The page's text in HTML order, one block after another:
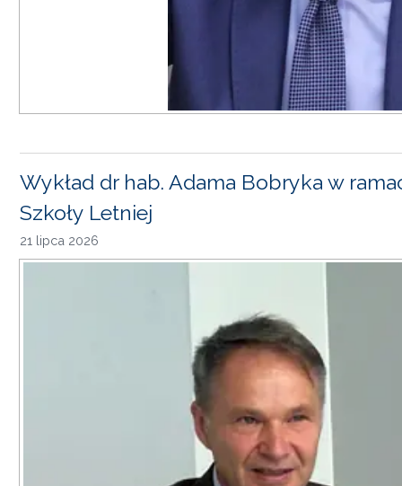
Wykład dr hab. Adama Bobryka w
Szkoły Letniej
21 lipca 2026